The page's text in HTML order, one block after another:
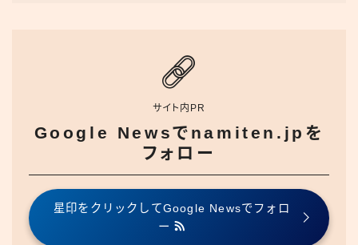
サイト内PR
Google Newsでnamiten.jpを
フォロー
星印をクリックしてGoogle Newsでフォロ
ー